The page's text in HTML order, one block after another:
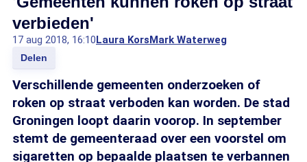
verbieden'
17 aug 2018, 16:10Laura KorsMark Waterweg
Delen
Verschillende gemeenten onderzoeken of
roken op straat verboden kan worden. De stad
Groningen loopt daarin voorop. In september
stemt de gemeenteraad over een voorstel om
sigaretten op bepaalde plaatsen te verbannen